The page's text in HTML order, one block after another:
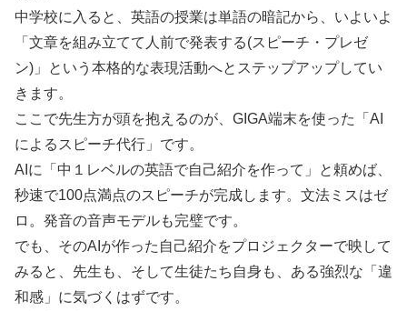
中学校に入ると、英語の授業は単語の暗記から、いよいよ
「文章を組み立てて人前で発表する(スピーチ・プレゼ
ン)」という本格的な表現活動へとステップアップしてい
きます。
ここで先生方が頭を抱えるのが、GIGA端末を使った「AI
によるスピーチ代行」です。
AIに「中１レベルの英語で自己紹介を作って」と頼めば、
秒速で100点満点のスピーチが完成します。文法ミスはゼ
ロ。発音の音声モデルも完璧です。
でも、そのAIが作った自己紹介をプロジェクターで映して
みると、先生も、そして生徒たち自身も、ある強烈な「違
和感」に気づくはずです。